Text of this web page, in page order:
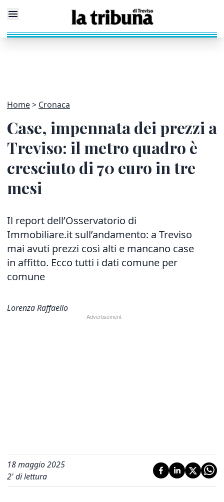
Home Cronaca
Case, impennata dei prezzi a
Treviso: il metro quadro è
cresciuto di 70 euro in tre
mesi
Il report dell’Osservatorio di
Immobiliare.it sull’andamento: a Treviso
mai avuti prezzi così alti e mancano case
in affitto. Ecco tutti i dati comune per
comune
Lorenza Raffaello
18 maggio 2025
2' di lettura